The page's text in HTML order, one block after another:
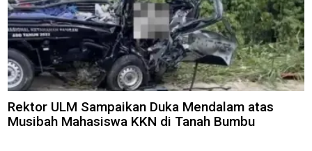
Rektor ULM Sampaikan Duka Mendalam atas
Musibah Mahasiswa KKN di Tanah Bumbu